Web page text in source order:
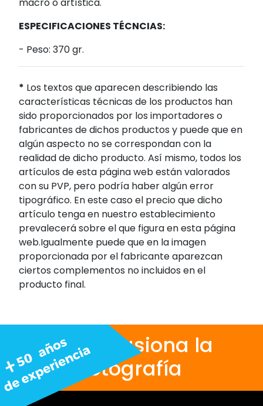
ESPECIFICACIONES TÉCNCIAS:
- Peso: 370 gr.
* Los textos que aparecen describiendo las
características técnicas de los productos han
sido proporcionados por los importadores o
fabricantes de dichos productos y puede que en
algún aspecto no se correspondan con la
realidad de dicho producto. Así mismo, todos los
artículos de esta página web están valorados
con su PVP, pero podría haber algún error
tipográfico. En este caso el precio que dicho
artículo tenga en nuestro establecimiento
prevalecerá sobre el que figura en esta página
web.Igualmente puede que en la imagen
proporcionada por el fabricante aparezcan
ciertos complementos no incluidos en el
producto final.
Nos apasiona la
fotografía